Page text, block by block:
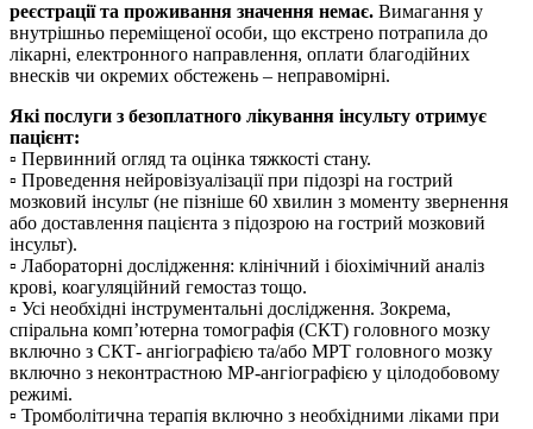
реєстрації та проживання значення немає. Вимагання у
внутрішньо переміщеної особи, що екстрено потрапила до
лікарні, електронного направлення, оплати благодійних
внесків чи окремих обстежень – неправомірні.
Які послуги з безоплатного лікування інсульту отримує
пацієнт:
▫️ Первинний огляд та оцінка тяжкості стану.
▫️ Проведення нейровізуалізації при підозрі на гострий
мозковий інсульт (не пізніше 60 хвилин з моменту звернення
або доставлення пацієнта з підозрою на гострий мозковий
інсульт).
▫️ Лабораторні дослідження: клінічний і біохімічний аналіз
крові, коагуляційний гемостаз тощо.
▫️ Усі необхідні інструментальні дослідження. Зокрема,
спіральна комп’ютерна томографія (СКТ) головного мозку
включно з СКТ- ангіографією та/або МРТ головного мозку
включно з неконтрастною МР-ангіографією у цілодобовому
режимі.
▫️ Тромболітична терапія включно з необхідними ліками при